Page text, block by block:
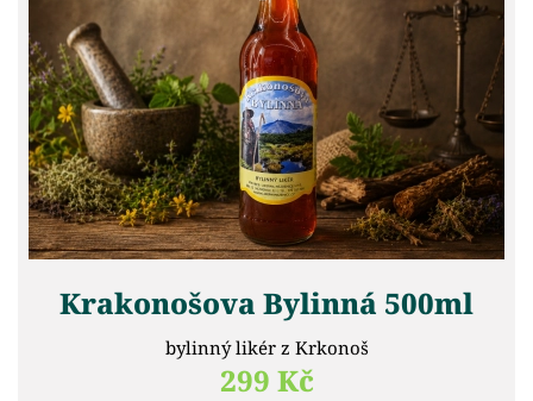
Krakonošova Bylinná 500ml
bylinný likér z Krkonoš
299 Kč